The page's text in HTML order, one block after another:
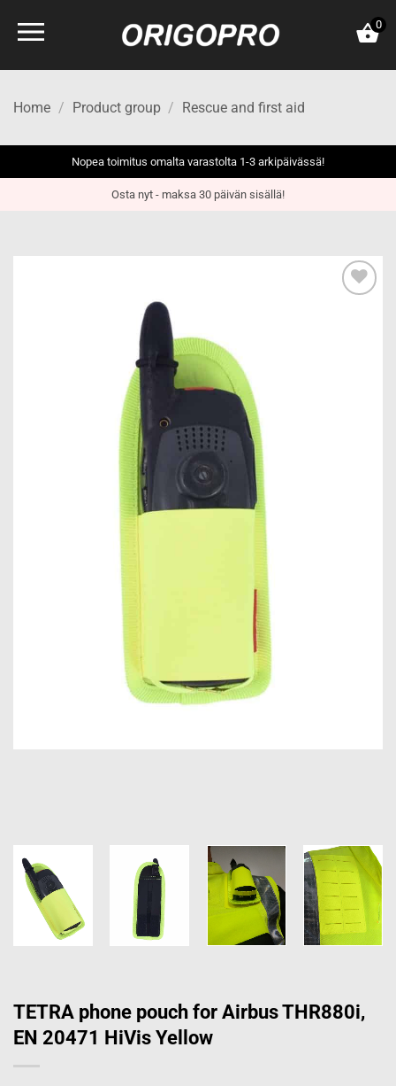
0
Home / Product group / Rescue and first aid
Nopea toimitus omalta varastolta 1-3 arkipäivässä!
Osta nyt - maksa 30 päivän sisällä!
TETRA phone pouch for Airbus THR880i,
EN 20471 HiVis Yellow